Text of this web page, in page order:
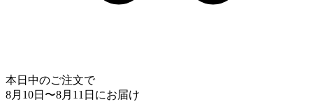
本日中のご注文で
8月10日 〜8月11日 にお届け